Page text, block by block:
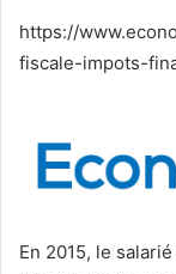
https://
fiscale-impots-
En 2015, le